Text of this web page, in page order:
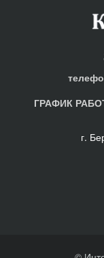
ГРАФИК
г.